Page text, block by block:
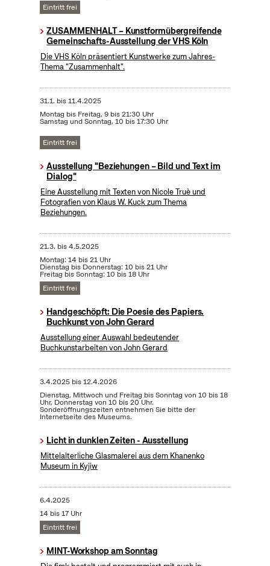
Eintritt frei
ZUSAMMENHALT – Kunstformübergreifende
Gemeinschafts-Ausstellung der VHS Köln
Die VHS Köln präsentiert Kunstwerke zum Jahres-
Thema "Zusammenhalt".
31.1. bis11.4.2025
Montag bis Freitag, 9 bis 21:30 Uhr
Samstag und Sonntag, 10 bis 17:30 Uhr
Eintritt frei
Ausstellung "Beziehungen – Bild und Text im
Dialog"
Eine Ausstellung mit Texten von Nicole Truè und
Fotografien von Klaus W. Kuck zum Thema
Beziehungen.
21.3. bis4.5.2025
Montag: 14 bis 21 Uhr
Dienstag bis Donnerstag: 10 bis 21 Uhr
Freitag bis Sonntag: 10 bis 18 Uhr
Eintritt frei
Handgeschöpft: Die Poesie des Papiers.
Buchkunst von John Gerard
Ausstellung einer Auswahl bedeutender
Buchkunstarbeiten von John Gerard
3.4.2025bis12.4.2026
Dienstag, Mittwoch und Freitag bis Sonntag von 10 bis 18
Uhr, Donnerstag von 10 bis 20 Uhr.
Sonderöffnungszeiten entnehmen Sie bitte der
Internetseite des Museums.
Licht in dunklen Zeiten - Ausstellung
Mittelalterliche Glasmalerei aus dem Khanenko
Museum in Kyjiw
6.4.2025
14 bis 17 Uhr
Eintritt frei
MINT-Workshop am Sonntag